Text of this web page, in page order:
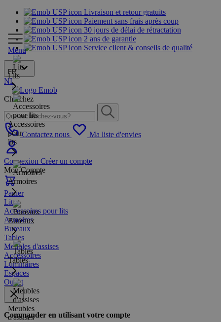
Livraison et retour gratuits
Paiement sans frais après coup
30 jours de délai de rétractation
2 ans de garantie
Service client & conseils de qualité
FR
NL
Cherchez
Contactez nous Ma liste d'envies
Connexion Créer un compte
Mon Compte
Panier
Menu
Lits
Accessoires
pour
lits
Armoires
Bureaux
Tables
Meubles
d'assises
Lits
Accessoires pour lits
Armoires
Bureaux
Tables
Meubles d'assises
Accessoires
Luminaires
Espaces
Outlet
Commander en utilisant votre compte